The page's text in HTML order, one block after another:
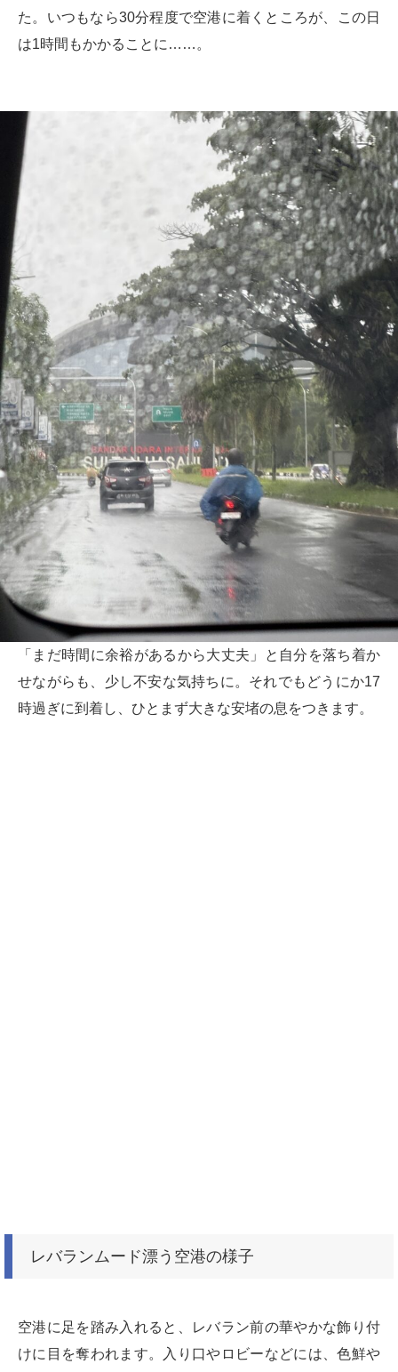
た。いつもなら30分程度で空港に着くところが、この日
は1時間もかかることに……。
「まだ時間に余裕があるから大丈夫」と自分を落ち着か
せながらも、少し不安な気持ちに。それでもどうにか17
時過ぎに到着し、ひとまず大きな安堵の息をつきます。
レバランムード漂う空港の様子
空港に足を踏み入れると、レバラン前の華やかな飾り付
けに目を奪われます。入り口やロビーなどには、色鮮や